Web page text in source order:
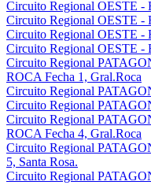
Circuito Regional OESTE -
Circuito Regional OESTE -
Circuito Regional OESTE -
Circuito Regional OESTE -
Circuito Regional
ROCA Fecha 1, Gral.Roca
Circuito Regional
Circuito Regional
Circuito Regional
ROCA Fecha 4, Gral.Roca
Circuito Regional
5, Santa Rosa.
Circuito Regional